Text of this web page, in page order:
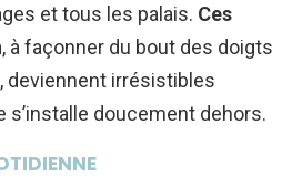
et tous les palais. Ces
, à façonner du bout des doigts
deviennent irrésistibles
s’installe doucement dehors.